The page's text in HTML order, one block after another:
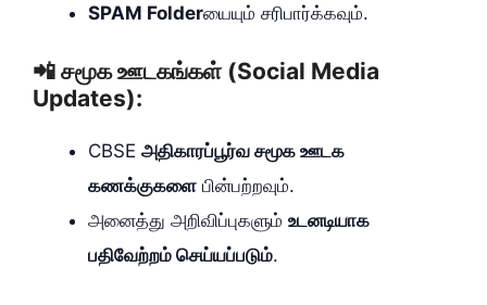
SPAM Folderயையும் சரிபார்க்கவும்.
📲 சமூக ஊடகங்கள் (Social Media
Updates):
CBSE அதிகாரப்பூர்வ சமூக ஊடக
கணக்குகளை பின்பற்றவும்.
அனைத்து அறிவிப்புகளும் உடனடியாக
பதிவேற்றம் செய்யப்படும்.